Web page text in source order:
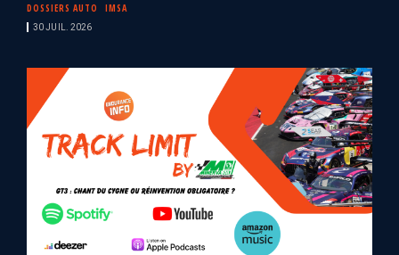
DOSSIERS AUTO IMSA
30 JUIL. 2026